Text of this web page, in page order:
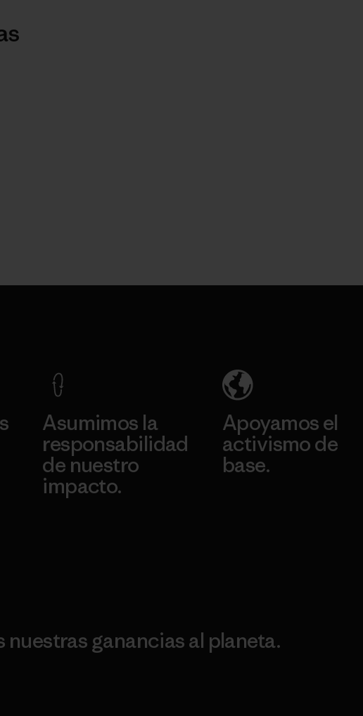
Asumimos la
responsabilidad
de nuestro
impacto.
Apoyamos el
activismo de
base.
nuestras ganancias al planeta.